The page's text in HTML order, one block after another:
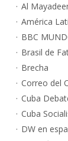
Al
América
BBC
Brasil de
Brecha
Correo del
Cuba
Cuba
DW en